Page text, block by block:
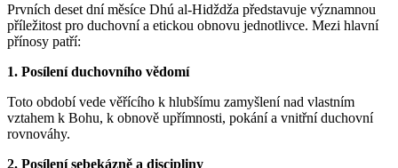
Prvních deset dní měsíce Dhú al-Hidždža představuje významnou
příležitost pro duchovní a etickou obnovu jednotlivce. Mezi hlavní
přínosy patří:
1. Posílení duchovního vědomí
Toto období vede věřícího k hlubšímu zamyšlení nad vlastním
vztahem k Bohu, k obnově upřímnosti, pokání a vnitřní duchovní
rovnováhy.
2. Posílení sebekázně a discipliny